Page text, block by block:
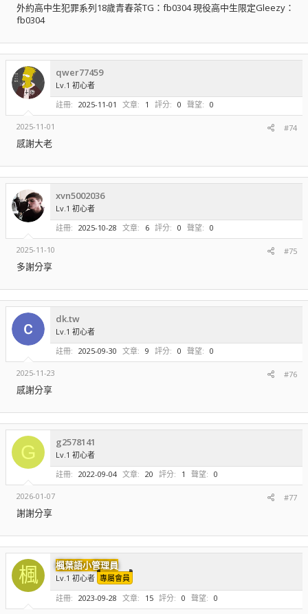
外約高中生犯罪系列18歲青春茶TG：fb0304 現役高中生限定Gleezy：
fb0304
qwer77459
Lv.1 初心者
註冊
2025-11-01 文章 1 評分 0 聲望 0
2025-11-01 #74
感謝大老
xvn5002036
Lv.1 初心者
註冊
2025-10-28 文章 6 評分 0 聲望 0
2025-11-10 #75
多謝分享
dk.tw
Lv.1 初心者
註冊
2025-09-30 文章 9 評分 0 聲望 0
2025-11-23 #76
感謝分享
G g2578141
Lv.1 初心者
註冊
2022-09-04 文章 20 評分 1 聲望 0
2026-01-07 #77
謝謝分享
楓 楓葉語小管理員
Lv.1 初心者 專屬會員
註冊
2023-09-28 文章 15 評分 0 聲望 0